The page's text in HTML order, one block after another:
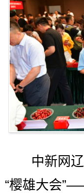
中新网辽
“樱雄大会